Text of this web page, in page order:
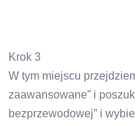
Krok 3
W tym miejscu
zaawansowane” i
bezprzewodowej” i